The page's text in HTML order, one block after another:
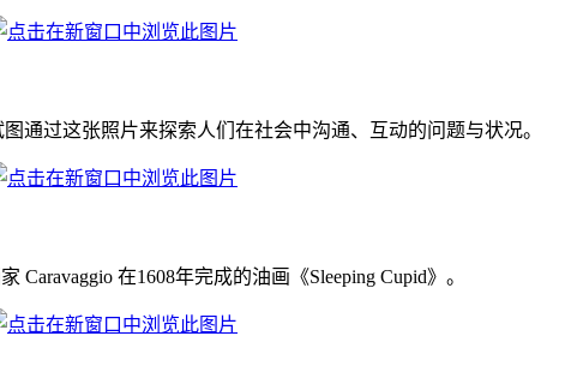
通过这张照片来探索人们在社会中沟通、互动的问题与状况。
在1608年完成的油画《Sleeping Cupid》。